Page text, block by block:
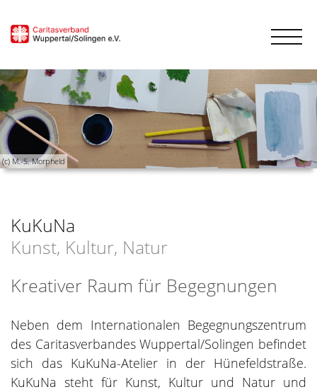
(c) M.-S. Morpheld
KuKuNa
Kunst, Kultur, Natur
Kreativer Raum für Begegnungen
Neben dem Internationalen Begegnungszentrum
des Caritasverbandes Wuppertal/Solingen befindet
sich das KuKuNa-Atelier in der Hünefeldstraße.
KuKuNa steht für Kunst, Kultur und Natur und